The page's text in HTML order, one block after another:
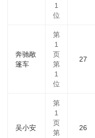
1
位
奔驰敞
篷车
第
1
页
第
1
位
27
吴小安
第
1
页
第
26